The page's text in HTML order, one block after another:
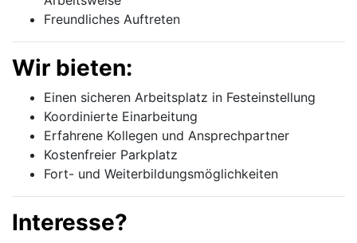
Freundliches Auftreten
Wir bieten:
Einen sicheren Arbeitsplatz in Festeinstellung
Koordinierte Einarbeitung
Erfahrene Kollegen und Ansprechpartner
Kostenfreier Parkplatz
Fort- und Weiterbildungsmöglichkeiten
Interesse?